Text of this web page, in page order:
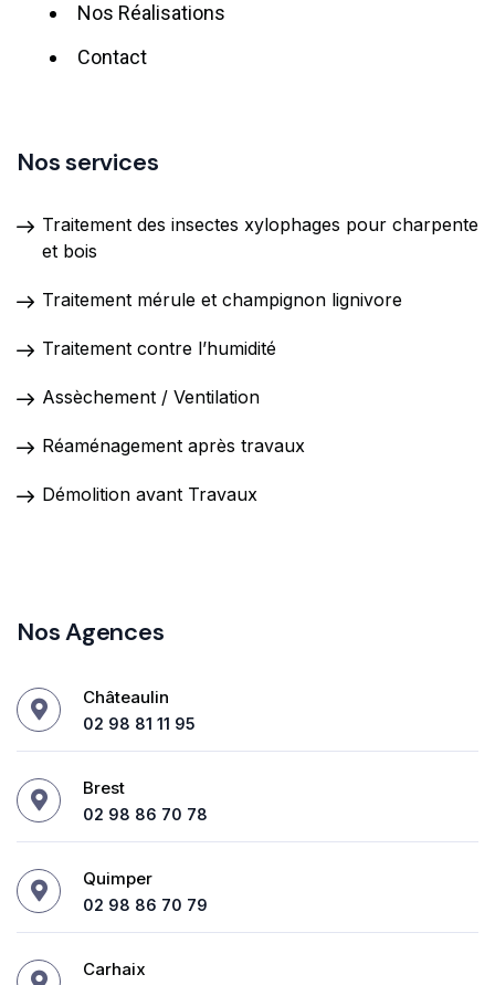
Nos Réalisations
Contact
Nos services
Traitement des insectes xylophages pour charpente
et bois
Traitement mérule et champignon lignivore
Traitement contre l’humidité
Assèchement / Ventilation
Réaménagement après travaux
Démolition avant Travaux
Nos Agences
Châteaulin
02 98 81 11 95
Brest
02 98 86 70 78
Quimper
02 98 86 70 79
Carhaix